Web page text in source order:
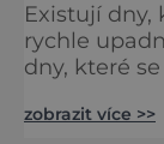
Existují dny,
rychle
dny, které
dojde k
zobrazit více >>